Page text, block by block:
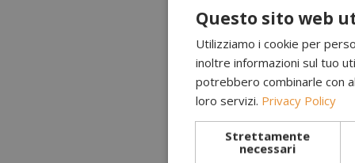
Questo sito web
Utilizziamo i cookie per
inoltre informazioni sul tuo
potrebbero combinarle con
loro servizi. Privacy Policy
Strettamente
necessari